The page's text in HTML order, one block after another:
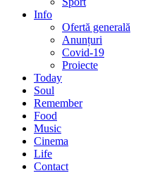
Info
Ofertă generală
Anunțuri
Covid-19
Proiecte
Today
Soul
Remember
Food
Music
Cinema
Life
Contact